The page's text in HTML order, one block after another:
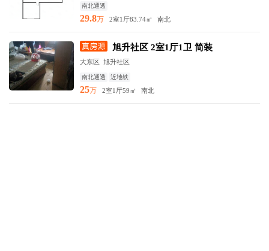
南北通透
29.8万 2室1厅83.74㎡ 南北
旭升社区 2室1厅1卫 简装
大东区 旭升社区
南北通透 近地铁
25万 2室1厅59㎡ 南北